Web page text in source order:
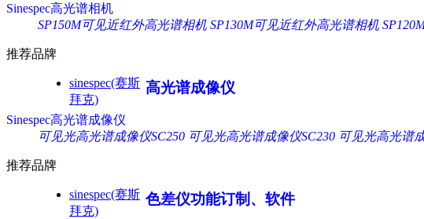
Sinespec高光谱相机
SP150M可见近红外高光谱相机 SP130M可见近红外高光谱相机
推荐品牌
sinespec(赛斯
拜克)
高光谱成像仪
Sinespec高光谱成像仪
可见光高光谱成像仪SC250 可见光高光谱成像仪SC230 可见光高光谱
推荐品牌
sinespec(赛斯
拜克)
色差仪功能订制、软件